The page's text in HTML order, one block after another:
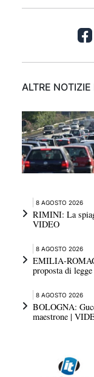
ALTRE
8 AGOSTO 2026
RIMINI: La
VIDEO
8 AGOSTO 2026
EMILIA-
proposta di
8 AGOSTO 2026
BOLOGNA:
maestrone |